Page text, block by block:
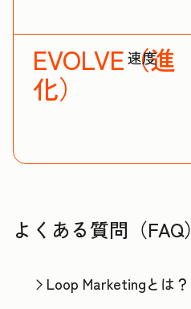
EVOLVE（進
化）
速度
よくある質問（FAQ）
Loop Marketingとは？